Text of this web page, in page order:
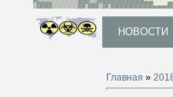
НОВОСТИ
Главная »